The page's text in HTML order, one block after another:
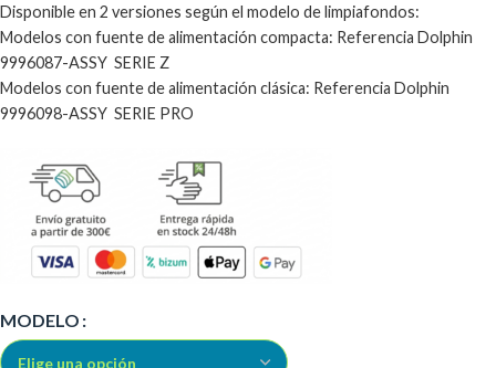
Disponible en 2 versiones según el modelo de limpiafondos:
Modelos con fuente de alimentación compacta: Referencia Dolphin
9996087-ASSY SERIE Z
Modelos con fuente de alimentación clásica: Referencia Dolphin
9996098-ASSY SERIE PRO
MODELO
Alternative: